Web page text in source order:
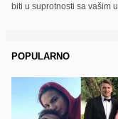
biti u suprotnosti sa vašim
POPULARNO